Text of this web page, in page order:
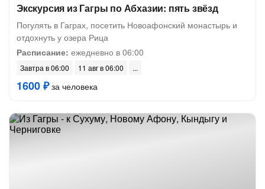
Экскурсия из Гагры по Абхазии: пять звёзд
Погулять в Гаграх, посетить Новоафонский монастырь и
отдохнуть у озера Рица
Расписание: ежедневно в 06:00
Завтра в 06:00 11 авг в 06:00
1600 ₽за человека